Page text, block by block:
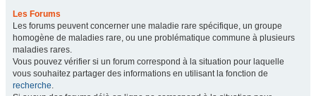
Les Forums
Les forums peuvent concerner une maladie rare spécifique, un groupe
homogène de maladies rare, ou une problématique commune à plusieurs
maladies rares.
Vous pouvez vérifier si un forum correspond à la situation pour laquelle
vous souhaitez partager des informations en utilisant la fonction de
recherche.